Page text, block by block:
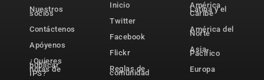
Nuestros
socios
Contáctenos
Apóyenos
¿Quieres
publicar
notas de
IPS?
Inicio
Twitter
Facebook
Flickr
Reglas de
comunidad
América
Latina y el
Caribe
América del
Norte
Asia-
Pacífico
Europa